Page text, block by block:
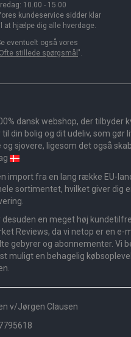
10.00 - 15.00
kundeservice sidder klar
at hjælpe dig alle hverdage.
eventuelt også vores
Ofte stillede spørgsmål ".
dansk webshop, der tilbyder
din bolig og dit udeliv, som gør
og sjovere, ligesom det også
import fra en lang række EU-
sortimentet, hvilket giver dig
desuden en meget høj
Reviews, da vi netop er en e-
gebyrer og abonnementer. Vi
muligt en behagelig
v/Jørgen Clausen